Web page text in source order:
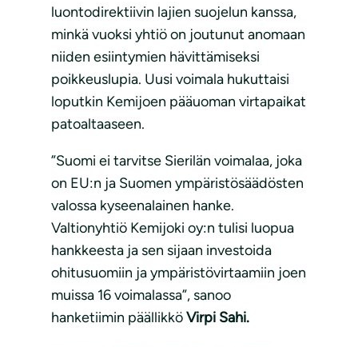
luontodirektiivin lajien suojelun kanssa,
minkä vuoksi yhtiö on joutunut anomaan
niiden esiintymien hävittämiseksi
poikkeuslupia. Uusi voimala hukuttaisi
loputkin Kemijoen pääuoman virtapaikat
patoaltaaseen.
”Suomi ei tarvitse Sierilän voimalaa, joka
on EU:n ja Suomen ympäristösäädösten
valossa kyseenalainen hanke.
Valtionyhtiö Kemijoki oy:n tulisi luopua
hankkeesta ja sen sijaan investoida
ohitusuomiin ja ympäristövirtaamiin joen
muissa 16 voimalassa”, sanoo
hanketiimin päällikköVirpi Sahi.